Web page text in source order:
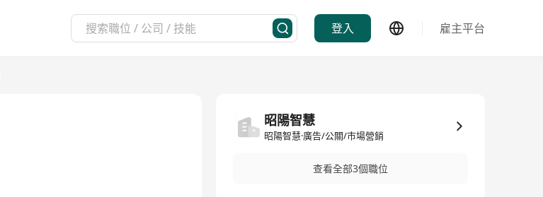
登入 雇主平台
昭陽智慧
昭陽智慧·廣告/公關/市場營銷
查看全部3個職位